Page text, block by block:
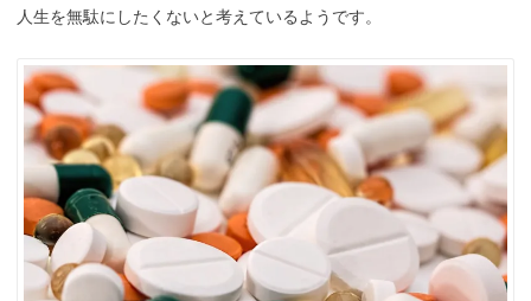
人生を無駄にしたくないと考えているようです。